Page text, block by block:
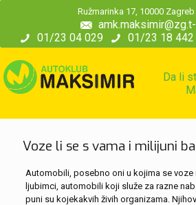
01/23 04 029 01/23 18 442
Ružmarinka 17, 10000 Zagreb
Da li
Voze li se s vama i milijuni
Automobili, posebno oni u kojima se voze
ljubimci, automobili koji služe za razne
puni su kojekakvih živih organizama.